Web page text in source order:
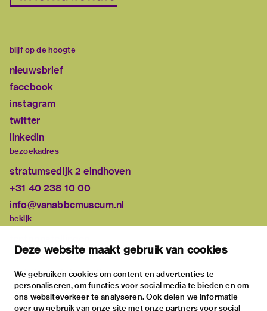
Deze website maakt gebruik van cookies
We gebruiken cookies om content en advertenties te
personaliseren, om functies voor social media te bieden en om
ons websiteverkeer te analyseren. Ook delen we informatie
over uw gebruik van onze site met onze partners voor social
blijf op de hoogte
nieuwsbrief
facebook
instagram
twitter
linkedin
bezoekadres
stratumsedijk 2 eindhoven
+31 40 238 10 00
info@vanabbemuseum.nl
bekijk
activiteiten
praktische informatie
over
het museum